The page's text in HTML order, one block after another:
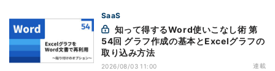
SaaS
54回 グラフ作成の基本とExcelグラフの
取り込み方法
2026/08/03 11:00 連載